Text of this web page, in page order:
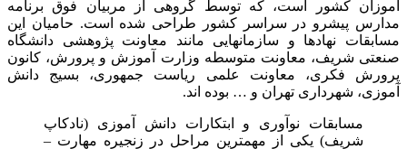
آموزان کشور است، که توسط گروهی از مربیان فوق برنامه
مدارس پیشرو در سراسر کشور طراحی شده است. حامیان این
مسابقات نهادها و سازمانهایی مانند معاونت پژوهشی دانشگاه
صنعتی شریف، معاونت متوسطه وزارت آموزش و پرورش، کانون
پرورش فکری، معاونت علمی ریاست جمهوری، بسیج دانش
آموزی، شهرداری تهران و … بوده اند.
مسابقات نوآوری و ابتکارات دانش آموزی (نادکاپ
شریف) یکی از مهمترین مراحل در زنجیره مهارت –